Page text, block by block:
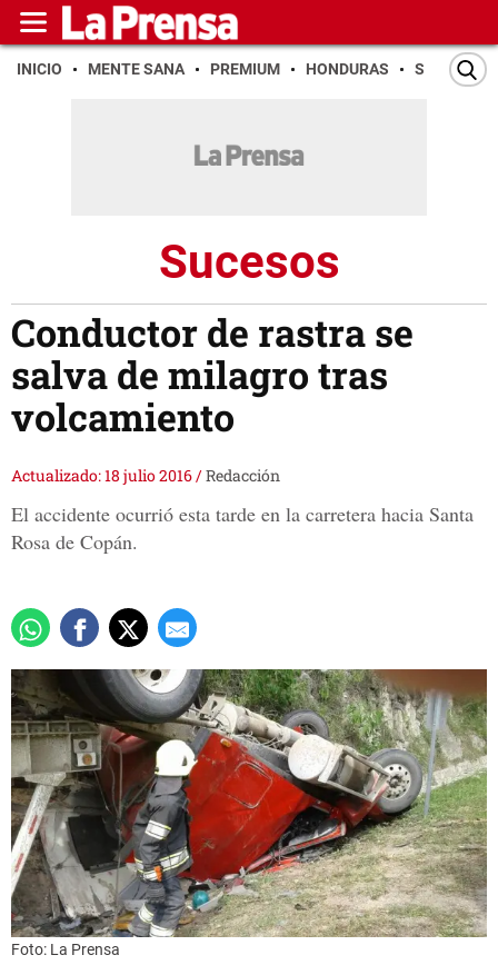
INICIO MENTE SANA PREMIUM HONDURAS SAN PEDRO
Sucesos
Conductor de rastra se
salva de milagro tras
volcamiento
Actualizado: 18 julio 2016/Redacción
El accidente ocurrió esta tarde en la carretera hacia Santa
Rosa de Copán.
Foto: La Prensa